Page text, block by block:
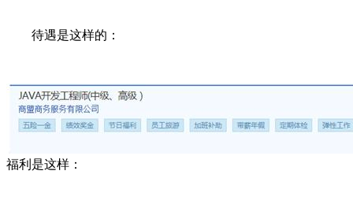
待遇是这样的：
福利是这样：